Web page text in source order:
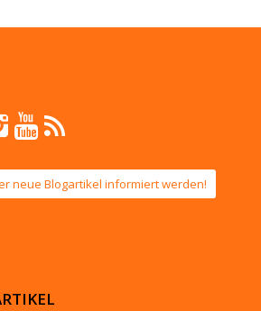
neue Blogartikel informiert werden!